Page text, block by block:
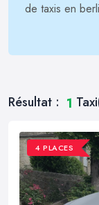
de taxis en
Résultat : 1
4 PLACES